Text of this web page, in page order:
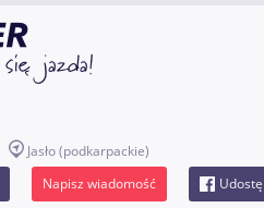
Jasło(podkarpackie)
Napisz wiadomość